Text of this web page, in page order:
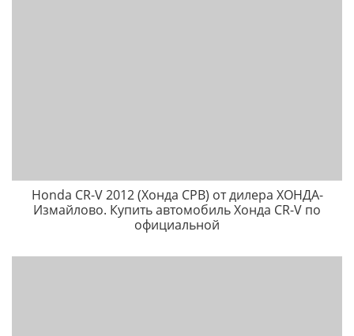
Honda CR-V 2012 (Хонда СРВ) от дилера ХОНДА-
Измайлово. Купить автомобиль Хонда CR-V по
официальной